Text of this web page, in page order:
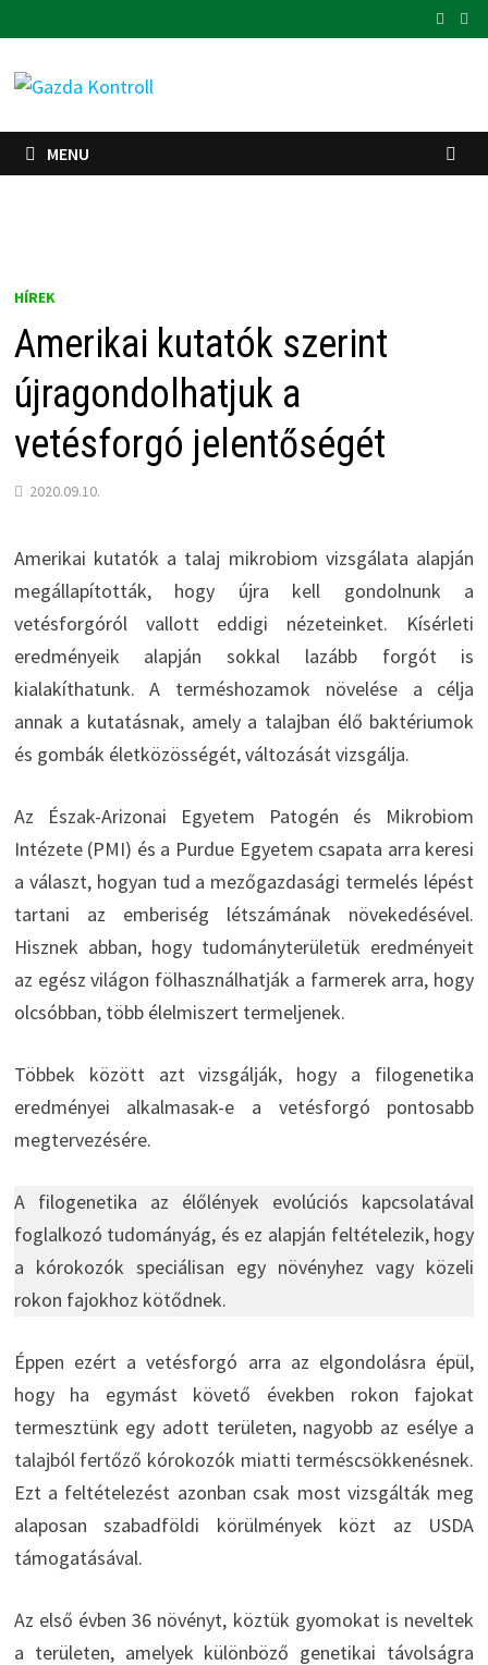
to
content
MENU
HÍREK
Amerikai kutatók szerint
újragondolhatjuk a
vetésforgó jelentőségét
2020.09.10.
Amerikai kutatók a talaj mikrobiom vizsgálata alapján
megállapították, hogy újra kell gondolnunk a
vetésforgóról vallott eddigi nézeteinket. Kísérleti
eredményeik alapján sokkal lazább forgót is
kialakíthatunk. A terméshozamok növelése a célja
annak a kutatásnak, amely a talajban élő baktériumok
és gombák életközösségét, változását vizsgálja.
Az Észak-Arizonai Egyetem Patogén és Mikrobiom
Intézete (PMI) és a Purdue Egyetem csapata arra keresi
a választ, hogyan tud a mezőgazdasági termelés lépést
tartani az emberiség létszámának növekedésével.
Hisznek abban, hogy tudományterületük eredményeit
az egész világon fölhasználhatják a farmerek arra, hogy
olcsóbban, több élelmiszert termeljenek.
Többek között azt vizsgálják, hogy a filogenetika
eredményei alkalmasak-e a vetésforgó pontosabb
megtervezésére.
A filogenetika az élőlények evolúciós kapcsolatával
foglalkozó tudományág, és ez alapján feltételezik, hogy
a kórokozók speciálisan egy növényhez vagy közeli
rokon fajokhoz kötődnek.
Éppen ezért a vetésforgó arra az elgondolásra épül,
hogy ha egymást követő években rokon fajokat
termesztünk egy adott területen, nagyobb az esélye a
talajból fertőző kórokozók miatti terméscsökkenésnek.
Ezt a feltételezést azonban csak most vizsgálták meg
alaposan szabadföldi körülmények közt az USDA
támogatásával.
Az első évben 36 növényt, köztük gyomokat is neveltek
a területen, amelyek különböző genetikai távolságra